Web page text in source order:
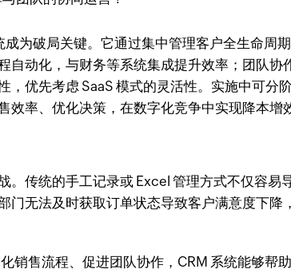
为破局关键。它通过集中管理客户全生命周
动化，与财务等系统集成提升效率；团队协
优先考虑 SaaS 模式的灵活性。实施中可分
率、优化决策，在数字化竞争中实现降本增
传统的手工记录或 Excel 管理方式不仅容易
无法及时获取订单状态导致客户满意度下降
销售流程、促进团队协作，CRM 系统能够帮